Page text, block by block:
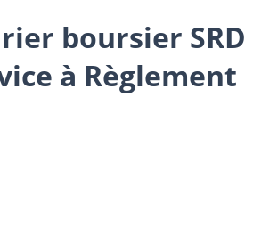
boursier SRD
à Règlement